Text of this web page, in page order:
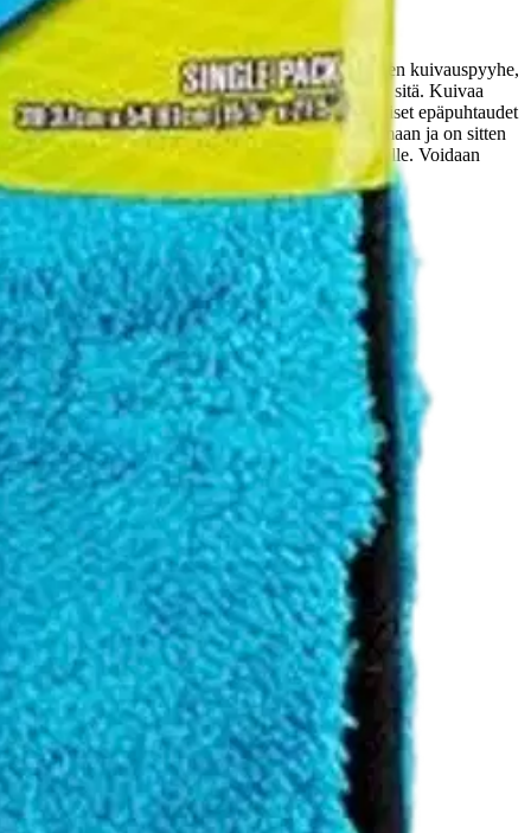
Supreme Shine Drying Towel on medium kokoinen kuivauspyyhe,
jää pyörimään maalipinnalle naarmuttaen sitä. Kuivaa
takaa erinomaisen vedensitomiskyvyn. Mahdolliset epäpuhtaudet
käytön jälkeen yksinkertaisesti kuivumaan ja on sitten
Nopea ja helppo käyttää. Turvallinen maaliponnoille. Voidaan